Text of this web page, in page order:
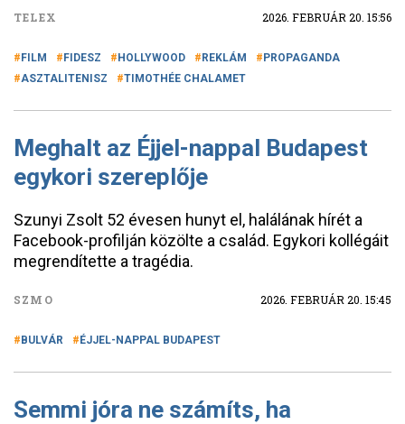
TELEX 2026. FEBRUÁR 20. 15:56
FILM FIDESZ HOLLYWOOD REKLÁM
PROPAGANDA
ASZTALITENISZ
TIMOTHÉE CHALAMET
Meghalt az Éjjel-nappal Budapest
egykori szereplője
Szunyi Zsolt 52 évesen hunyt el, halálának hírét a
Facebook-profilján közölte a család. Egykori kollégáit
megrendítette a tragédia.
SZMO 2026. FEBRUÁR 20. 15:45
BULVÁR ÉJJEL-NAPPAL BUDAPEST
Semmi jóra ne számíts, ha